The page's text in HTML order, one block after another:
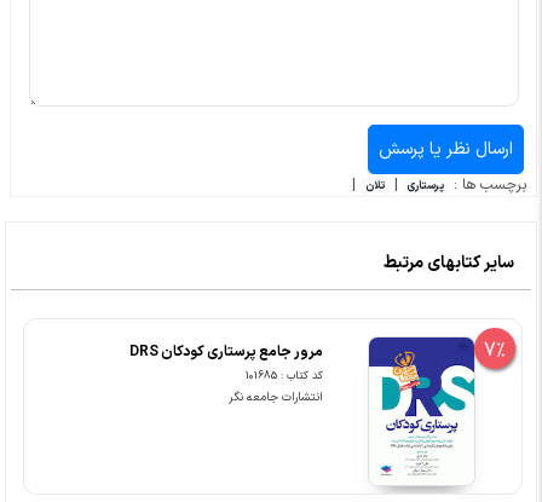
برچسب ها : پرستاری | تلان |
سایر کتابهای مرتبط
7% مرور جامع پرستاری کودکان DRS
کد کتاب : 101685
انتشارات جامعه نگر